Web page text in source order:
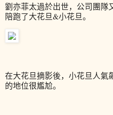
劉亦菲太過於出世，公司團隊
陪跑了大花旦&小花旦。
在大花旦摘影後，小花旦人氣
的地位很尷尬。